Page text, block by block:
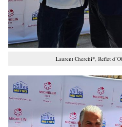
Laurent Cherchi*, Reflet